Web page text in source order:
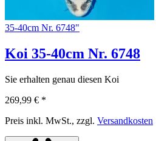
35-40cm Nr. 6748"
Koi 35-40cm Nr. 6748
Sie erhalten genau diesen Koi
269,99 € *
Preis inkl. MwSt., zzgl. Versandkosten